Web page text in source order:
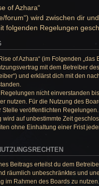
of Azhara“
forum“) wird zwischen dir
folgenden Regelungen
of Azhara“ (im Folgenden „das
mit dem Betreiber
und erklärst dich mit den
nicht einverstanden
nutzen. Für die Nutzung des
veröffentlichten Regelungen.
wird auf unbestimmte Zeit
ohne Einhaltung einer Frist
Beitrags erteilst du dem
räumlich unbeschränktes und
im Rahmen des Boards zu nutzen.